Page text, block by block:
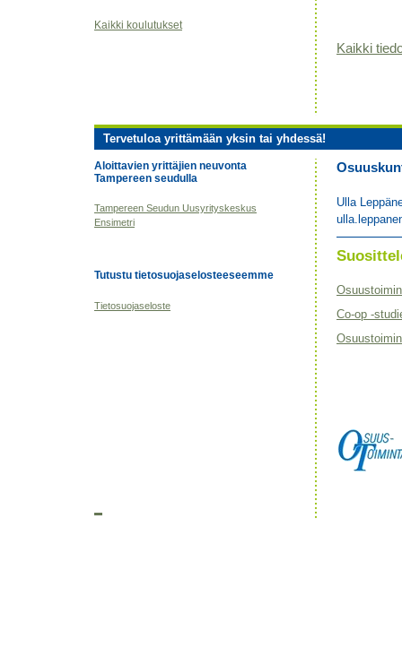
Kaikki koulutukset
Kaikki
Tervetuloa yrittämään yksin tai yhdessä!
Aloittavien yrittäjien neuvonta
Tampereen seudulla
Tampereen Seudun Uusyrityskeskus
Ensimetri
Tutustu tietosuojaselosteeseemme
Tietosuojaseloste
Ulla
Co-op -